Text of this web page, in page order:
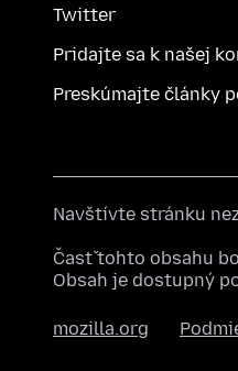
Twitter
Pridajte sa k našej
Preskúmajte články
Navštívte stránku
Časť tohto obsahu
Obsah je dostupný
mozilla.org